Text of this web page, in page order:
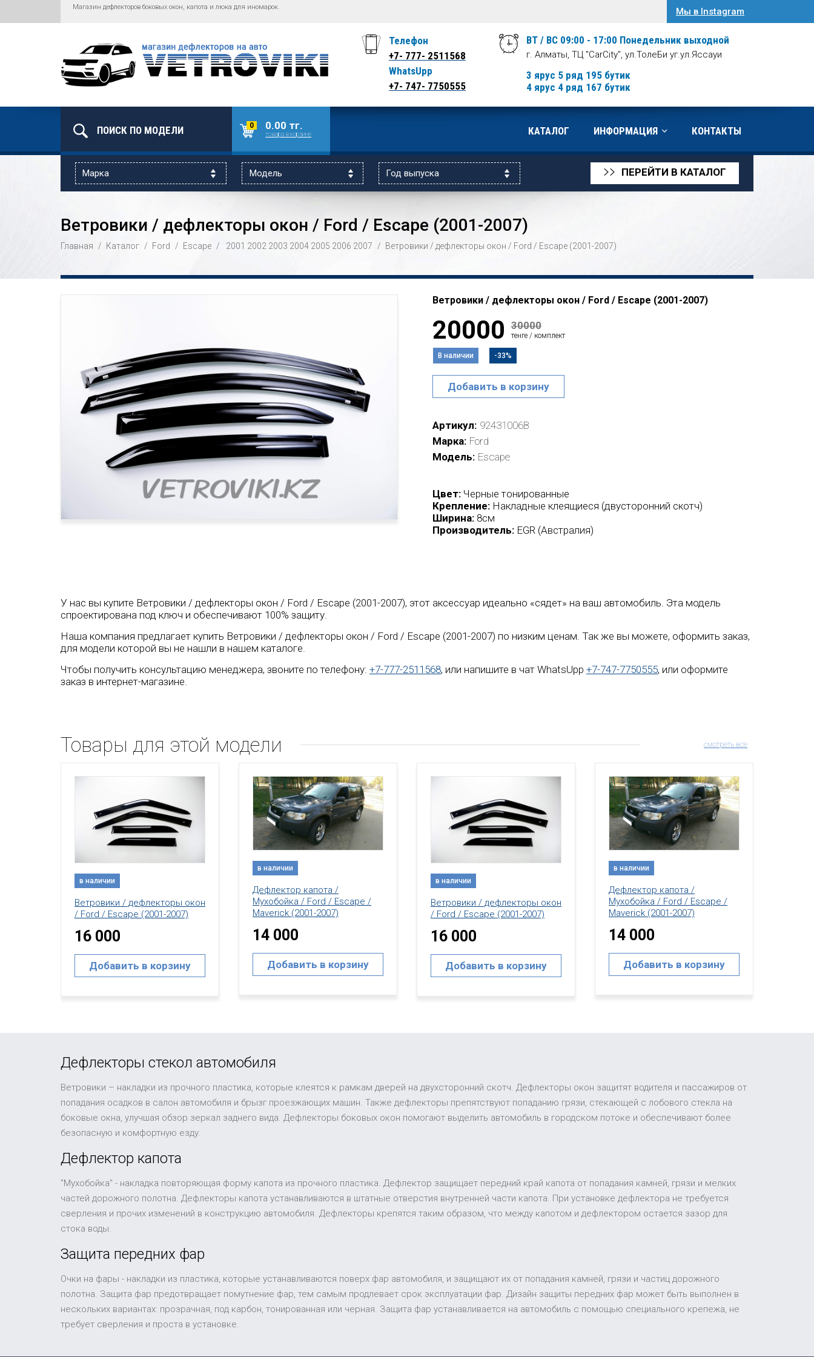
Магазин дефлекторов боковых окон, капота и люка для иномарок. Мы в Instagram
Телефон
+7- 777- 2511568
WhatsUpp
+7- 747- 7750555
ВТ / ВС 09:00 - 17:00 Понедельник выходной
г. Алматы, ТЦ "CarCity", ул.ТолеБи уг.ул.Яссауи
3 ярус 5 ряд 195 бутик
4 ярус 4 ряд 167 бутик
0 0.00 тг.
товара в корзине КАТАЛОГ ИНФОРМАЦИЯ КОНТАКТЫ
>> ПЕРЕЙТИ В КАТАЛОГ
Ветровики / дефлекторы окон / Ford / Escape (2001-2007)
Главная Каталог Ford Escape 2001 2002 2003 2004 2005 2006 2007 Ветровики / дефлекторы окон / Ford / Escape (2001-2007)
Ветровики / дефлекторы окон / Ford / Escape (2001-2007)
20000 30000
тенге / комплект
В наличии -33%
Добавить в корзину
Артикул 92431006B
Марка Ford
Модель Escape
Цвет: Черные тонированные
Крепление: Накладные клеящиеся (двусторонний скотч)
Ширина: 8см
Производитель: EGR (Австралия)
У нас вы купите Ветровики / дефлекторы окон / Ford / Escape (2001-2007), этот аксессуар идеально «сядет» на ваш автомобиль. Эта модель
спроектирована под ключ и обеспечивают 100% защиту.
Наша компания предлагает купить Ветровики / дефлекторы окон / Ford / Escape (2001-2007) по низким ценам. Так же вы можете, оформить заказ,
для модели которой вы не нашли в нашем каталоге.
Чтобы получить консультацию менеджера, звоните по телефону: +7-777-2511568, или напишите в чат WhatsUpp +7-747-7750555, или оформите
заказ в интернет-магазине.
Товары для этой модели смотреть все
Дефлектор капота /
Мухобойка / Ford / Escape /
Maverick (2001-2007)
14 000
Добавить в корзину
Ветровики / дефлекторы окон
/ Ford / Escape (2001-2007)
16 000
Добавить в корзину
Дефлектор капота /
Мухобойка / Ford / Escape /
Maverick (2001-2007)
14 000
Добавить в корзину
Ветровики / дефлекторы окон
/ Ford / Escape (2001-2007)
16 000
Добавить в корзину
Дефлекторы стекол автомобиля
Ветровики – накладки из прочного пластика, которые клеятся к рамкам дверей на двухсторонний скотч. Дефлекторы окон защитят водителя и пассажиров от
попадания осадков в салон автомобиля и брызг проезжающих машин. Также дефлекторы препятствуют попаданию грязи, стекающей с лобового стекла на
боковые окна, улучшая обзор зеркал заднего вида. Дефлекторы боковых окон помогают выделить автомобиль в городском потоке и обеспечивают более
безопасную и комфортную езду.
Дефлектор капота
"Мухобойка" - накладка повторяющая форму капота из прочного пластика. Дефлектор защищает передний край капота от попадания камней, грязи и мелких
частей дорожного полотна. Дефлекторы капота устанавливаются в штатные отверстия внутренней части капота. При установке дефлектора не требуется
сверления и прочих изменений в конструкцию автомобиля. Дефлекторы крепятся таким образом, что между капотом и дефлектором остается зазор для
стока воды.
Защита передних фар
Очки на фары - накладки из пластика, которые устанавливаются поверх фар автомобиля, и защищают их от попадания камней, грязи и частиц дорожного
полотна. Защита фар предотвращает помутнение фар, тем самым продлевает срок эксплуатации фар. Дизайн защиты передних фар может быть выполнен в
нескольких вариантах: прозрачная, под карбон, тонированная или черная. Защита фар устанавливается на автомобиль с помощью специального крепежа, не
требует сверления и проста в установке.